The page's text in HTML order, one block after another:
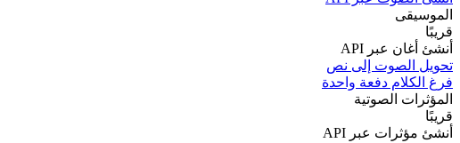
الموسيقى
قريبًا
أنشئ أغان عبر API
تحويل الصوت إلى نص
فرغ الكلام دفعة واحدة
المؤثرات الصوتية
قريبًا
أنشئ مؤثرات عبر API